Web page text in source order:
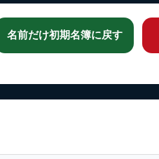
名前だけ初期名簿に戻す